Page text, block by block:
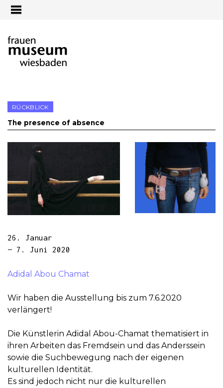
RÜCKBLICK
The presence of absence
26. Januar
— 7. Juni 2020
Adidal Abou Chamat
Wir haben die Ausstellung bis zum 7.6.2020
verlängert!
Die Künstlerin Adidal Abou-Chamat thematisiert in
ihren Arbeiten das Fremdsein und das Anderssein
sowie die Suchbewegung nach der eigenen
kulturellen Identität.
Es sind jedoch nicht nur die kulturellen